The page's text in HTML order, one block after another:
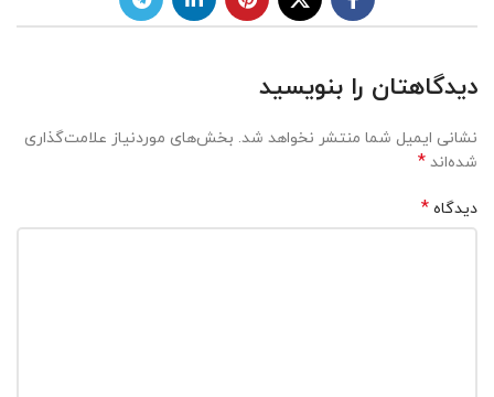
دیدگاهتان را بنویسید
نشانی ایمیل شما منتشر نخواهد شد. بخش‌های موردنیاز علامت‌گذاری
شده‌اند *
دیدگاه *